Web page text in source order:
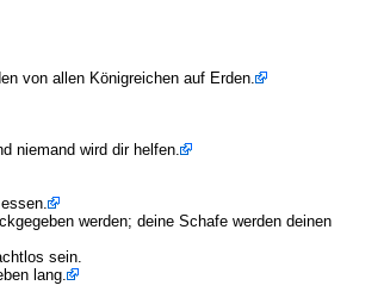
von allen Königreichen auf Erden.
niemand wird dir helfen.
werden; deine Schafe werden deinen
sein.
lang.